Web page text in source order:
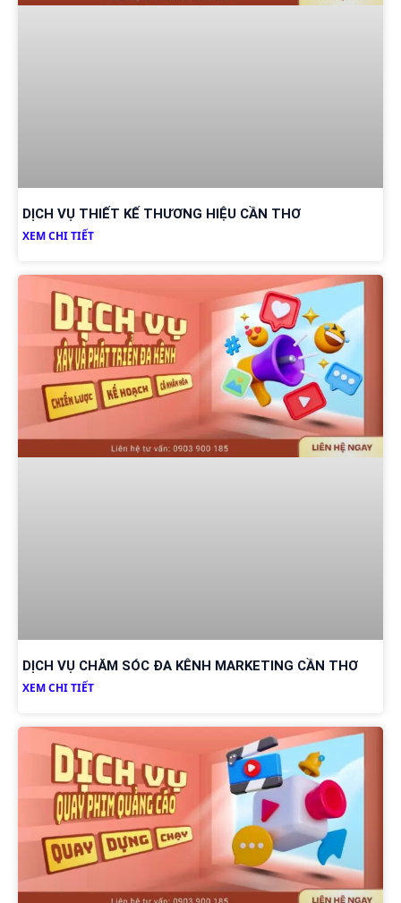
DỊCH VỤ THIẾT KẾ THƯƠNG HIỆU CẦN THƠ
XEM CHI TIẾT
DỊCH VỤ CHĂM SÓC ĐA KÊNH MARKETING CẦN THƠ
XEM CHI TIẾT